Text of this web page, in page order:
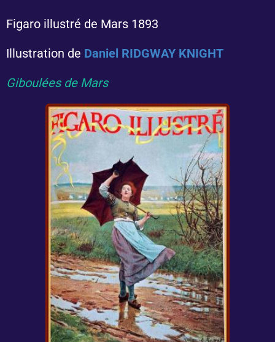
Figaro illustré de Mars 1893
Illustration de Daniel RIDGWAY KNIGHT
Giboulées de Mars